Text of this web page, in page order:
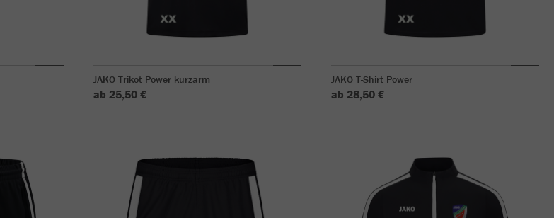
JAKO Trikot Power kurzarm
ab 25,50 €
JAKO T-Shirt Power
ab 28,50 €